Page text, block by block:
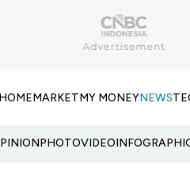
HOMEMARKETMY MONEYNEWS
PHOTOVIDEO